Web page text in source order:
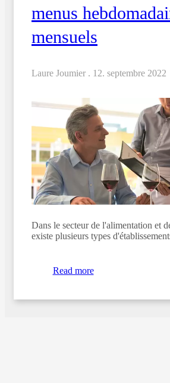
menus
mensuels
Laure Joumier . 12. septembre 2022
Dans le secteur de l'alimentation et
existe plusieurs types
Read more